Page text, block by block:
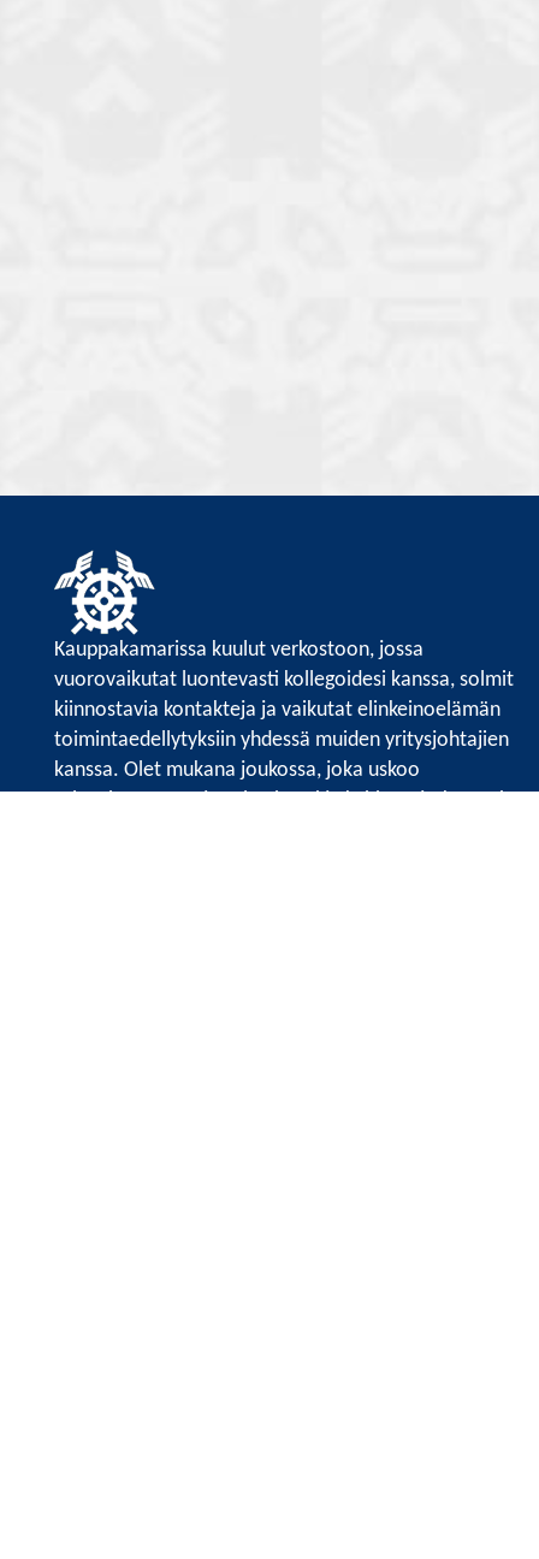
Kauppakamarissa kuulut verkostoon, jossa
vuorovaikutat luontevasti kollegoidesi kanssa, solmit
kiinnostavia kontakteja ja vaikutat elinkeinoelämän
toimintaedellytyksiin yhdessä muiden yritysjohtajien
kanssa. Olet mukana joukossa, joka uskoo